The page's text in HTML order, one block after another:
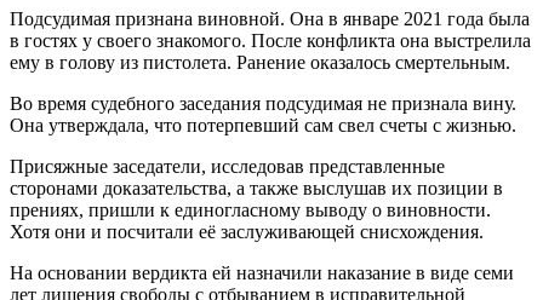
Подсудимая признана виновной. Она в январе 2021 года была
в гостях у своего знакомого. После конфликта она выстрелила
ему в голову из пистолета. Ранение оказалось смертельным.
Во время судебного заседания подсудимая не признала вину.
Она утверждала, что потерпевший сам свел счеты с жизнью.
Присяжные заседатели, исследовав представленные
сторонами доказательства, а также выслушав их позиции в
прениях, пришли к единогласному выводу о виновности.
Хотя они и посчитали её заслуживающей снисхождения.
На основании вердикта ей назначили наказание в виде семи
лет лишения свободы с отбыванием в исправительной